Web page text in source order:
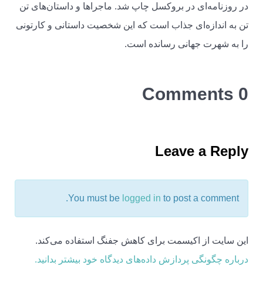
در روزنامه‌ای در بروکسل چاپ شد. ماجراها و داستان‌های تن
تن به اندازه‌ای جذاب است که این شخصیت داستانی و کارتونی
را به شهرت جهانی رسانده است.
0 Comments
Leave a Reply
You must be logged in to post a comment.
این سایت از اکیسمت برای کاهش جفنگ استفاده می‌کند.
درباره چگونگی پردازش داده‌های دیدگاه خود بیشتر بدانید.